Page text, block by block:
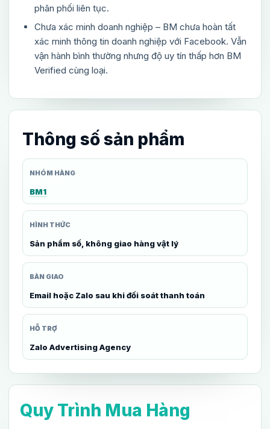
phân phối liên tục.
Chưa xác minh doanh nghiệp – BM chưa hoàn tất
xác minh thông tin doanh nghiệp với Facebook. Vẫn
vận hành bình thường nhưng độ uy tín thấp hơn BM
Verified cùng loại.
Thông số sản phẩm
NHÓM HÀNG
BM1
HÌNH THỨC
Sản phẩm số, không giao hàng vật lý
BÀN GIAO
Email hoặc Zalo sau khi đối soát thanh toán
HỖ TRỢ
Zalo Advertising Agency
Quy Trình Mua Hàng